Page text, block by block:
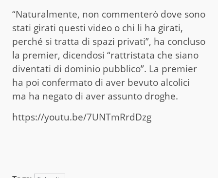
“Naturalmente, non commenterò dove sono
stati girati questi video o chi li ha girati,
perché si tratta di spazi privati”, ha concluso
la premier, dicendosi “rattristata che siano
diventati di dominio pubblico”. La premier
ha poi confermato di aver bevuto alcolici
ma ha negato di aver assunto droghe.
https://youtu.be/7UNTmRrdDzg